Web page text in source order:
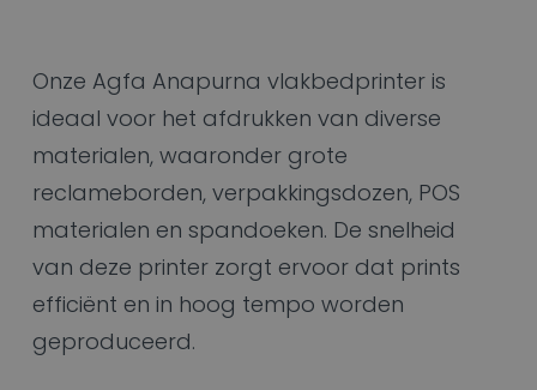
Onze Agfa Anapurna vlakbedprinter is
ideaal voor het afdrukken van diverse
materialen, waaronder grote
reclameborden, verpakkingsdozen, POS
materialen en spandoeken. De snelheid
van deze printer zorgt ervoor dat prints
efficiënt en in hoog tempo worden
geproduceerd.